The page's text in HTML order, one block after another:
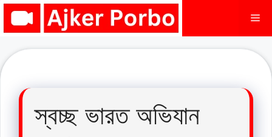
Skip
স্বচ্ছ ভারত অভিযান